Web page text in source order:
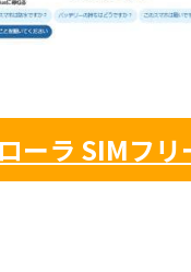
ーラ SIMフ